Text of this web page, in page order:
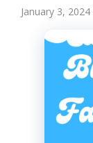
January 3, 2024